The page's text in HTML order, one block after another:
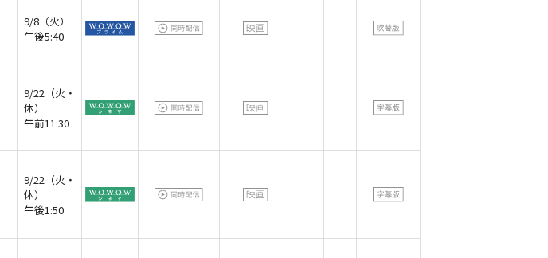
9/8（火）
午後5:40
9/22（火・
休）
午前11:30
9/22（火・
休）
午後1:50